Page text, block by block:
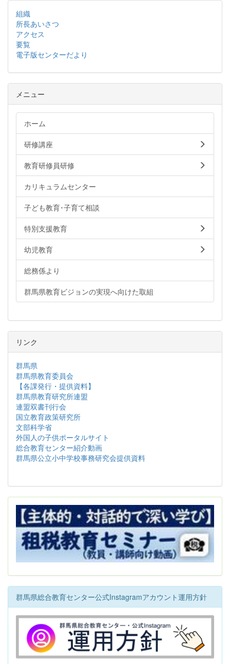
組織
所長あいさつ
アクセス
要覧
電子版センターだより
メニュー
ホーム
研修講座
教育研修員研修
カリキュラムセンター
子ども教育･子育て相談
特別支援教育
幼児教育
総務係より
群馬県教育ビジョンの実現へ向けた取組
リンク
群馬県
群馬県教育委員会
【各課発行・提供資料】
群馬県教育研究所連盟
連盟双書刊行会
国立教育政策研究所
文部科学省
外国人の子供ポータルサイト
総合教育センター紹介動画
群馬県公立小中学校事務研究会提供資料
群馬県総合教育センター公式Instagramアカウント運用方針